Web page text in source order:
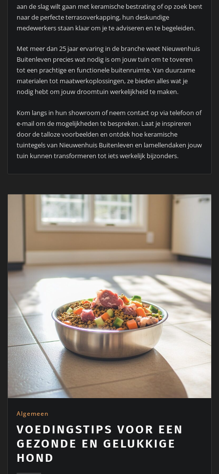
aan de slag wilt gaan met keramische bestrating of op zoek bent
naar de perfecte terrasoverkapping, hun deskundige
medewerkers staan klaar om je te adviseren en te begeleiden.
Met meer dan 25 jaar ervaring in de branche weet Nieuwenhuis
Buitenleven precies wat nodig is om jouw tuin om te toveren
tot een prachtige en functionele buitenruimte. Van duurzame
materialen tot maatwerkoplossingen, ze bieden alles wat je
nodig hebt om jouw droomtuin werkelijkheid te maken.
Kom langs in hun showroom of neem contact op via telefoon of
e-mail om de mogelijkheden te bespreken. Laat je inspireren
door de talloze voorbeelden en ontdek hoe keramische
tuintegels van Nieuwenhuis Buitenleven en lamellendaken jouw
tuin kunnen transformeren tot iets werkelijk bijzonders.
Algemeen
VOEDINGSTIPS VOOR EEN
GEZONDE EN GELUKKIGE
HOND